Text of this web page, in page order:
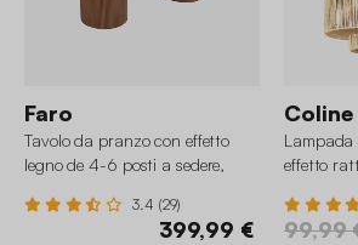
Faro
Tavolo da pranzo con effetto
legno de 4-6 posti a sedere,
3.4 (29)
399,99 €
Coline
Lampada
effetto
99,99